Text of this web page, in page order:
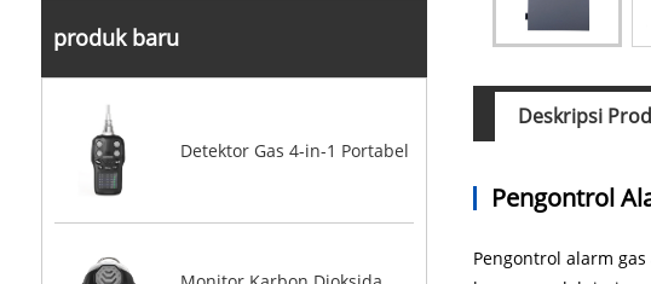
produk baru
Detektor Gas 4-in-1 Portabel
Deskripsi
Pengontrol
Pengontrol alarm